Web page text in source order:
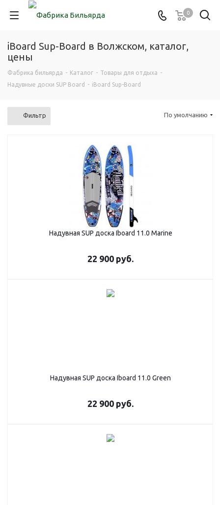
0
iBoard Sup-Board в Волжском, каталог,
цены
Фабрика бильярда - Каталог - Товары для отдыха -
Надувные доски SUP Board
- iBoard Sup-Board
Фильтр По умолчанию
Надувная SUP дoска Iboard 11.0 Marine
22 900 руб.
Надувная SUP доска Iboard 11.0 Green
22 900 руб.